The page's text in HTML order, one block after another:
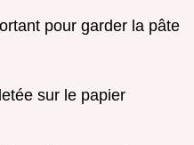
pour garder la pâte
sur le papier